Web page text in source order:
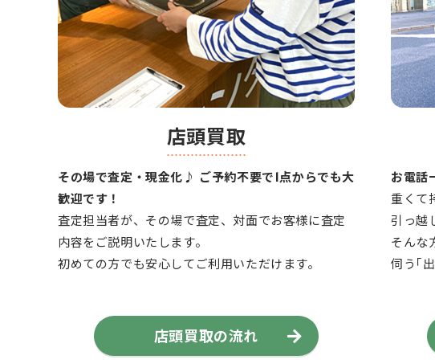
店頭買取
その場で査定・現金化♪ ご予約不要で1点からでも大
歓迎です！
査定担当者が、その場で査定、対面でお客様に査定
内容をご説明いたします。
初めての方でも安心してご利用いただけます。
店頭買取の流れ
お電話
重くて
引っ越
そんな
伺う｢